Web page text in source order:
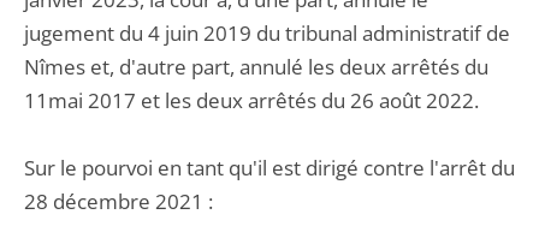
jugement du 4 juin 2019 du tribunal administratif de
Nîmes et, d'autre part, annulé les deux arrêtés du
11mai 2017 et les deux arrêtés du 26 août 2022.
Sur le pourvoi en tant qu'il est dirigé contre l'arrêt du
28 décembre 2021 :